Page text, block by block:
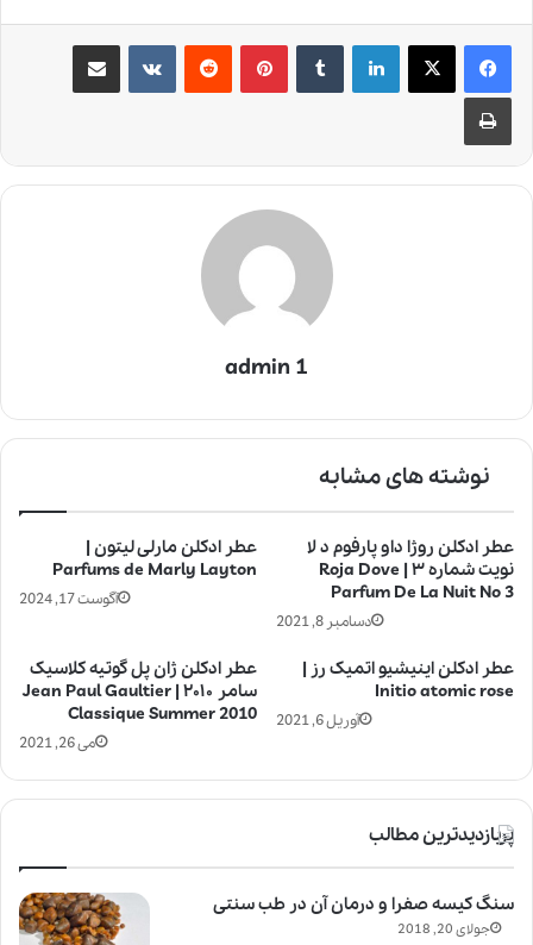
لینکدین ‫تامبلر ‫پین‌ترست‫رددیت ‫VKontakteاشتراک گذاری از طریق ایمیل
چاپ
admin 1
نوشته های مشابه
عطر ادکلن مارلی لیتون |
Parfums de Marly Layton
آگوست 17, 2024
عطر ادکلن روژا داو پارفوم د لا
نویت شماره ۳ | Roja Dove
Parfum De La Nuit No 3
دسامبر 8, 2021
عطر ادکلن ژان پل گوتیه کلاسیک
سامر ۲۰۱۰ | Jean Paul Gaultier
Classique Summer 2010
می 26, 2021
عطر ادکلن اینیشیو اتمیک رز |
Initio atomic rose
آوریل 6, 2021
پربازدیدترین مطالب
سنگ کیسه صفرا و درمان آن در طب سنتی
جولای 20, 2018